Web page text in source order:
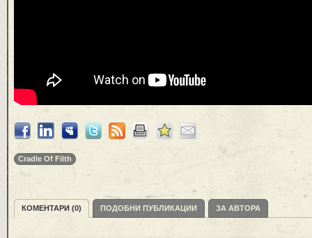
Cradle Of Filth
КОМЕНТАРИ (0) ПОДОБНИ ПУБЛИКАЦИИ ЗА АВТОРА